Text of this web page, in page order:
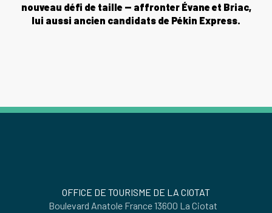
nouveau défi de taille — affronter Évane et Briac,
lui aussi ancien candidats de Pékin Express.
OFFICE DE TOURISME DE LA CIOTAT
Boulevard Anatole France 13600 La Ciotat